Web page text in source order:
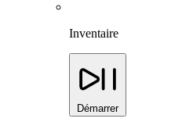
Inventaire
Démarrer